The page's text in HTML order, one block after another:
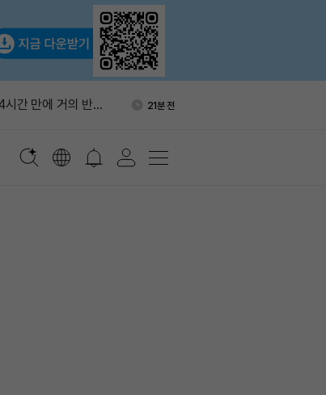
년 암호
29분 전
시간 만에 거의 반토
단 선언
21분 전
3곳 공격…DOT 88
일 DAppOS 에어
간 만에 거의 반토